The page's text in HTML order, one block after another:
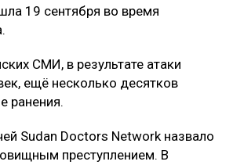
19 сентября во время
СМИ, в результате атаки
ещё несколько десятков
ранения.
Sudan Doctors Network назвало
преступлением. В